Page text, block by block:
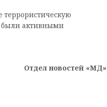
были активными
Отдел новостей «МД»